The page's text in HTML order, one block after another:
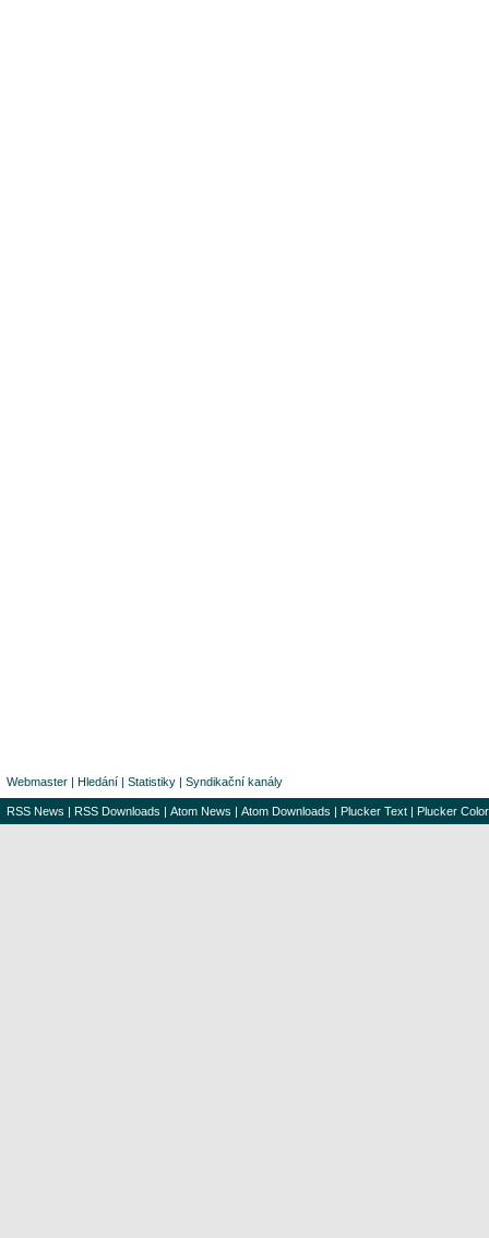
Webmaster | Hledání | Statistiky | Syndikační kanály
RSS News | RSS Downloads | Atom News | Atom Downloads | Plucker Text | Plucker Color